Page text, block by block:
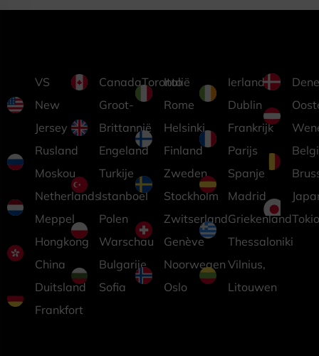
VS
New
Jersey
Rusland
Moskou
Netherlands
Meppel
Hongkong
China
Duitsland
Frankfort
CanadaToronto
Groot-
Brittannië
Engeland
Turkije
Istanboel
Polen
Warschau
Bulgarije
Sofia
Italië
Rome
Helsinki,
Finland
Zweden
Stockholm
Zwitserland
Genève
Noorwegen
Oslo
Ierland
Dublin
Frankrijk
Parijs
Spanje
Madrid
Griekenland
Thessaloniki
Vilnius,
Litouwen
Tokio